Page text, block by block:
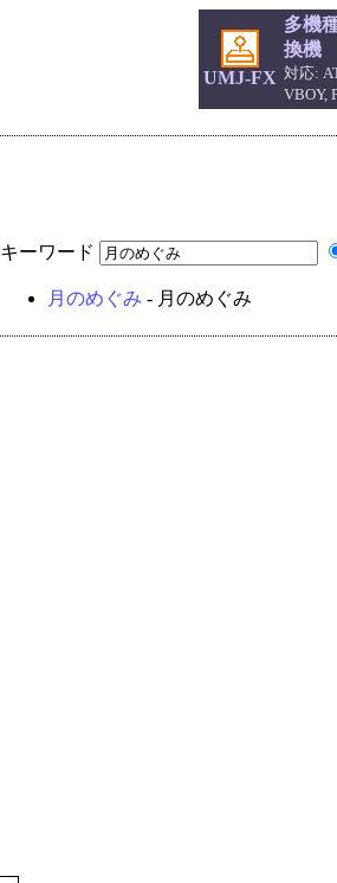
UMJ-FX
多機
換機
対応:
VBOY,
キーワード
月のめぐみ - 月のめぐみ